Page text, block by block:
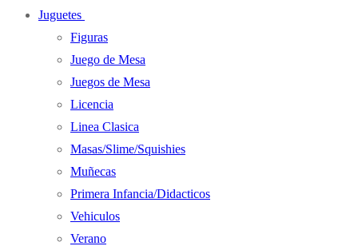
Juguetes
Figuras
Juego de Mesa
Juegos de Mesa
Licencia
Linea Clasica
Masas/Slime/Squishies
Muñecas
Primera Infancia/Didacticos
Vehiculos
Verano